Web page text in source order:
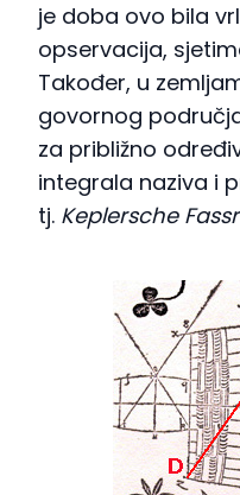
je doba ovo bila
opservacija,
Također, u
govornog
za približno
integrala naziva i
tj. Keplersche